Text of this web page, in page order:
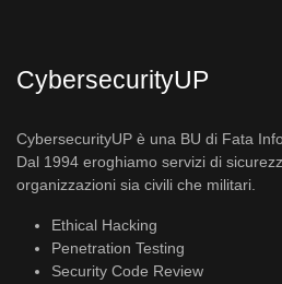
CybersecurityUP
CybersecurityUP è una BU di Fata
Dal 1994 eroghiamo servizi di
organizzazioni sia civili che militari.
Ethical Hacking
Penetration Testing
Security Code Review